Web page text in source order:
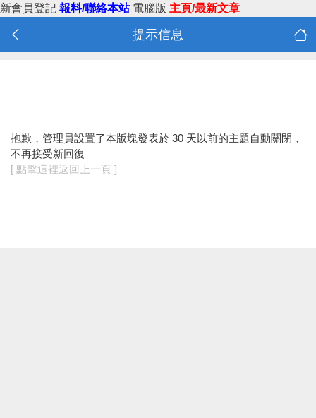
新會員登記 報料/聯絡本站 電腦版 主頁/最新文章
提示信息
抱歉，管理員設置了本版塊發表於 30 天以前的主題自動關閉，
不再接受新回復
[ 點擊這裡返回上一頁 ]